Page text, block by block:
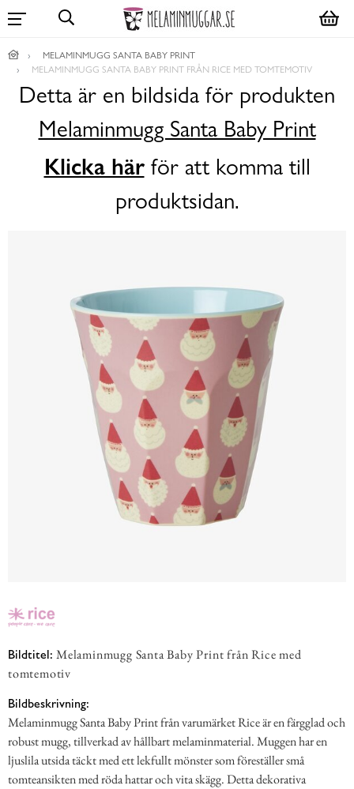
MELAMINMUGG SANTA BABY PRINT
MELAMINMUGG SANTA BABY PRINT FRÅN RICE MED TOMTEMOTIV
Detta är en bildsida för produkten
Melaminmugg Santa Baby Print
Klicka härför att komma till
produktsidan.
Bildtitel: Melaminmugg Santa Baby Print från Rice med
tomtemotiv
Bildbeskrivning:
Melaminmugg Santa Baby Print från varumärket Rice är en färgglad och
robust mugg, tillverkad av hållbart melaminmaterial. Muggen har en
ljuslila utsida täckt med ett lekfullt mönster som föreställer små
tomteansikten med röda hattar och vita skägg. Detta dekorativa